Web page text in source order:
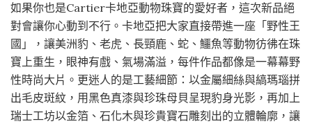
如果你也是Cartier卡地亞動物珠寶的愛好者，這次新品絕
對會讓你心動到不行。卡地亞把大家直接帶進一座「野性王
國」，讓美洲豹、老虎、長頸鹿、蛇、鱷魚等動物彷彿在珠
寶上重生，眼神有戲、氣場滿溢，每件作品都像是一幕幕野
性時尚大片。更迷人的是工藝細節：以金屬細絲與縞瑪瑙拼
出毛皮斑紋，用黑色真漆與珍珠母貝呈現豹身光影，再加上
瑞士工坊以金箔、石化木與珍貴寶石雕刻出的立體輪廓，讓